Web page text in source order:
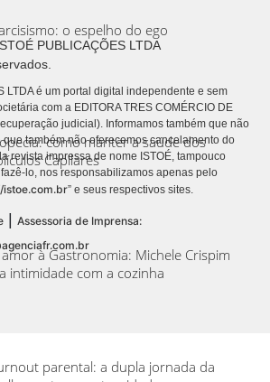
o espelho do ego
como manter a saúde dos
Capilares
à Gastronomia: Michele Crispim
intimidade com a cozinha
parental: a dupla jornada da
PUBLICAÇÕES LTDA
LTDA é um portal digital independente e sem
com a EDITORA TRES COMÉRCIO DE
judicial). Informamos também que não
também não oferecemos cancelamento do
revista impressa de nome ISTOÉ, tampouco
lo, nos responsabilizamos apenas pelo
istoe.com.br” e seus respectivos sites.
| Assessoria de Imprensa: